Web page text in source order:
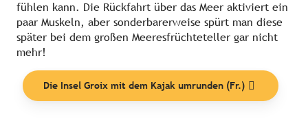
fühlen kann. Die Rückfahrt über das Meer aktiviert ein
paar Muskeln, aber sonderbarerweise spürt man diese
später bei dem großen Meeresfrüchteteller gar nicht
mehr!
Die Insel Groix mit dem Kajak umrunden (Fr.)
Themen